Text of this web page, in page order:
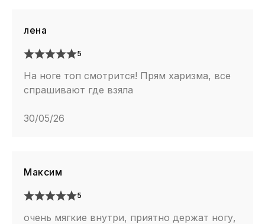
лена
5
На ноге топ смотрится! Прям харизма, все
спрашивают где взяла
30/05/26
Максим
5
очень мягкие внутри, приятно держат ногу,